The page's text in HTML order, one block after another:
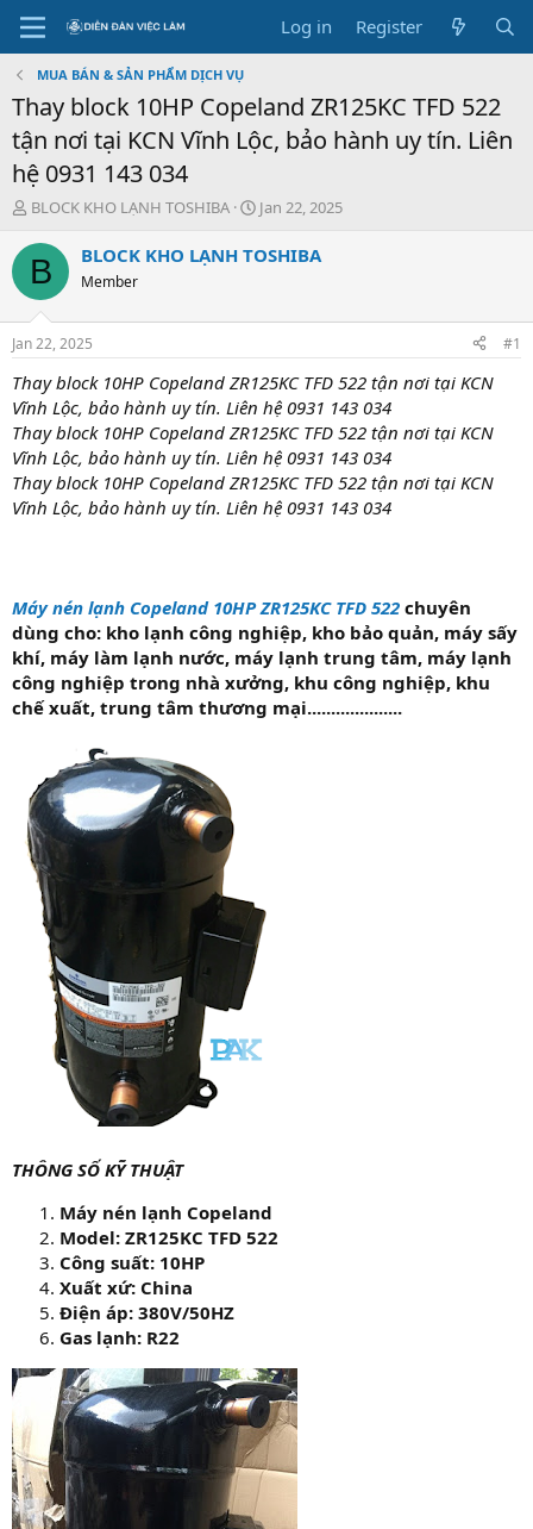
Log in Register
MUA BÁN & SẢN PHẨM DỊCH VỤ
Thay block 10HP Copeland ZR125KC TFD 522
tận nơi tại KCN Vĩnh Lộc, bảo hành uy tín. Liên
hệ 0931 143 034
T
r
e
d
t
a
t
e
r
BLOCK KHO LẠNH TOSHIBA
S
a
t
e
Jan 22, 2025
B BLOCK KHO LẠNH TOSHIBA
Member
Jan 22, 2025 #1
Thay block 10HP Copeland ZR125KC TFD 522 tận nơi tại KCN
Vĩnh Lộc, bảo hành uy tín. Liên hệ 0931 143 034
Thay block 10HP Copeland ZR125KC TFD 522 tận nơi tại KCN
Vĩnh Lộc, bảo hành uy tín. Liên hệ 0931 143 034
Thay block 10HP Copeland ZR125KC TFD 522 tận nơi tại KCN
Vĩnh Lộc, bảo hành uy tín. Liên hệ 0931 143 034
Máy nén lạnh Copeland 10HP ZR125KC TFD 522 chuyên
dùng cho: kho lạnh công nghiệp, kho bảo quản, máy sấy
khí, máy làm lạnh nước, máy lạnh trung tâm, máy lạnh
công nghiệp trong nhà xưởng, khu công nghiệp, khu
chế xuất, trung tâm thương mại....................
THÔNG SỐ KỸ THUẬT
Máy nén lạnh Copeland
Model: ZR125KC TFD 522
Công suất: 10HP
Xuất xứ: China
Điện áp: 380V/50HZ
Gas lạnh: R22